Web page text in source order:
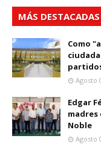
MÁS DESTACADAS
Como
Agosto
Edgar
madres
Noble
Agosto